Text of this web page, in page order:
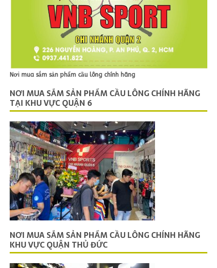
Nơi mua sắm sản phẩm cầu lông chính hãng
NƠI MUA SẮM SẢN PHẨM CẦU LÔNG CHÍNH HÃNG
TẠI KHU VỰC QUẬN 6
NƠI MUA SẮM SẢN PHẨM CẦU LÔNG CHÍNH HÃNG
KHU VỰC QUẬN THỦ ĐỨC